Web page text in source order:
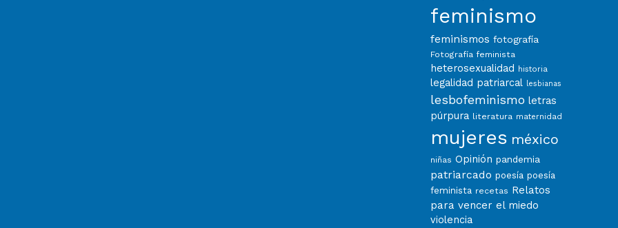
feminismo
feminismos fotografía
Fotografía feminista
heterosexualidad historia
legalidad patriarcal lesbianas
lesbofeminismo letras
púrpura literatura maternidad
mujeres méxico
niñas Opinión pandemia
patriarcado poesía poesía
feminista recetas Relatos
para vencer el miedo
violencia